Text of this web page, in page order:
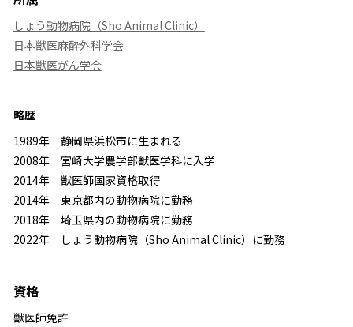
しょう動物病院（Sho Animal Clinic）
日本獣医麻酔外科学会
日本獣医がん学会
略歴
1989年 静岡県浜松市に生まれる
2008年 宮崎大学農学部獣医学科に入学
2014年 獣医師国家資格取得
2014年 東京都内の動物病院に勤務
2018年 埼玉県内の動物病院に勤務
2022年 しょう動物病院（Sho Animal Clinic）に勤務
資格
獣医師免許